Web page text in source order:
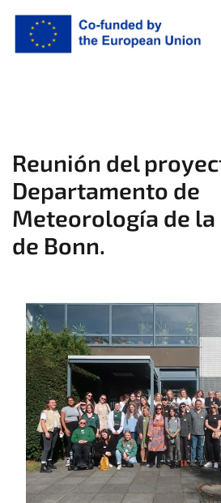
Reunión del
Departamento de
Meteorología de
de Bonn.